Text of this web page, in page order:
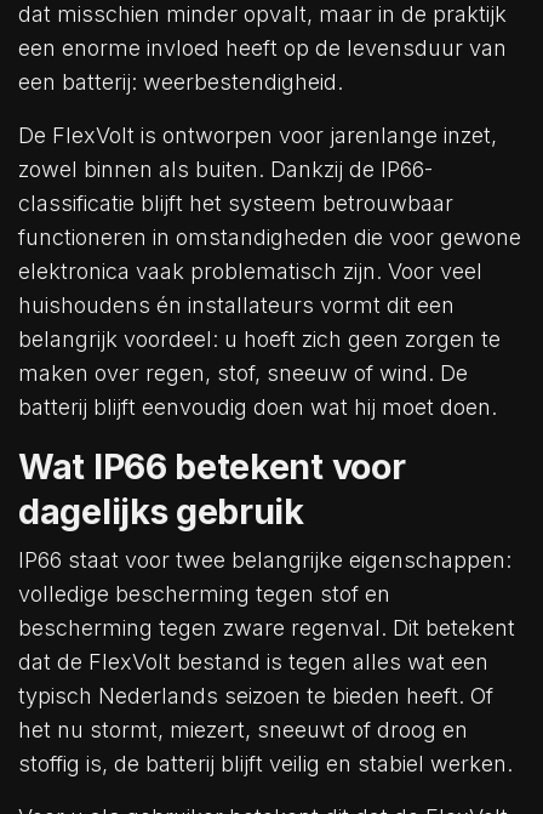
dat misschien minder opvalt, maar in de praktijk
een enorme invloed heeft op de levensduur van
een batterij: weerbestendigheid.
De FlexVolt is ontworpen voor jarenlange inzet,
zowel binnen als buiten. Dankzij de IP66-
classificatie blijft het systeem betrouwbaar
functioneren in omstandigheden die voor gewone
elektronica vaak problematisch zijn. Voor veel
huishoudens én installateurs vormt dit een
belangrijk voordeel: u hoeft zich geen zorgen te
maken over regen, stof, sneeuw of wind. De
batterij blijft eenvoudig doen wat hij moet doen.
Wat IP66 betekent voor
dagelijks gebruik
IP66 staat voor twee belangrijke eigenschappen:
volledige bescherming tegen stof en
bescherming tegen zware regenval. Dit betekent
dat de FlexVolt bestand is tegen alles wat een
typisch Nederlands seizoen te bieden heeft. Of
het nu stormt, miezert, sneeuwt of droog en
stoffig is, de batterij blijft veilig en stabiel werken.